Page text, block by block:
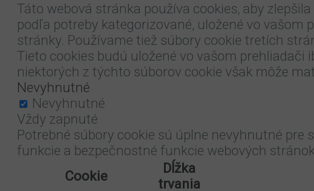
Táto webová stránka používa cookies, aby
podľa potreby kategorizované, uložené vo
stránky. Používame tiež súbory cookie tretích
Tieto cookies budú uložené vo vašom
niektorých z týchto súborov cookie však môže
Nevyhnutné
Nevyhnutné
Vždy zapnuté
Potrebné súbory cookie sú úplne nevyhnutné
funkcie a bezpečnostné funkcie webových
Cookie
Dĺžka
trvania